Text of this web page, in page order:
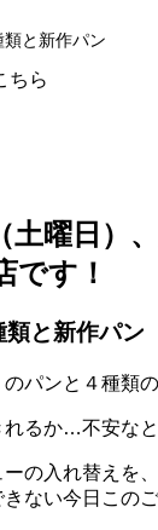
と新作パン
ちら
土曜日）
です！
と新作パン
パンと４種類の
るか…不安なと
の入れ替えを
ない今日このご